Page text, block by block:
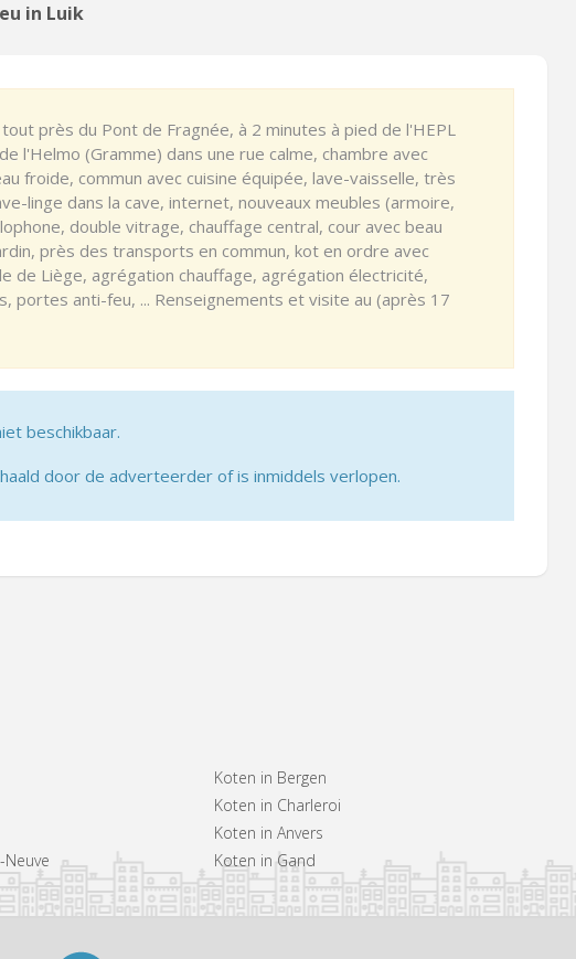
in Luik
près du Pont de Fragnée, à 2 minutes à pied de l'HEPL
l'Helmo (Gramme) dans une rue calme, chambre avec
froide, commun avec cuisine équipée, lave-vaisselle, très
linge dans la cave, internet, nouveaux meubles (armoire,
double vitrage, chauffage central, cour avec beau
près des transports en commun, kot en ordre avec
de Liège, agrégation chauffage, agrégation électricité,
portes anti-feu, ... Renseignements et visite au (après 17
beschikbaar.
door de adverteerder of is inmiddels verlopen.
Koten in Bergen
Koten in Charleroi
Koten in Anvers
Koten in Gand